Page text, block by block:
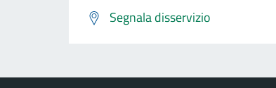
Segnala disservizio